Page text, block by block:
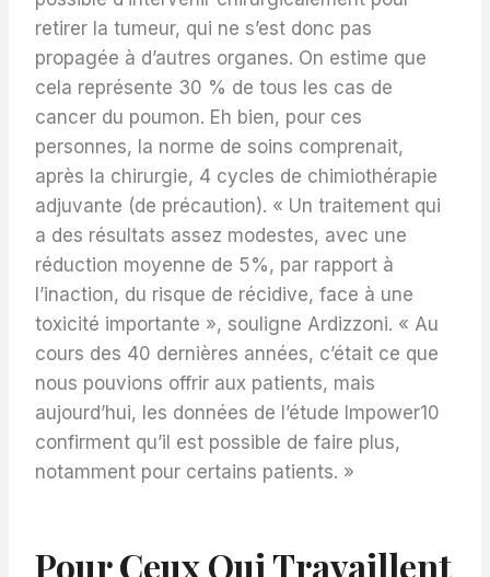
retirer la tumeur, qui ne s’est donc pas
propagée à d’autres organes. On estime que
cela représente 30 % de tous les cas de
cancer du poumon. Eh bien, pour ces
personnes, la norme de soins comprenait,
après la chirurgie, 4 cycles de chimiothérapie
adjuvante (de précaution). « Un traitement qui
a des résultats assez modestes, avec une
réduction moyenne de 5%, par rapport à
l’inaction, du risque de récidive, face à une
toxicité importante », souligne Ardizzoni. « Au
cours des 40 dernières années, c’était ce que
nous pouvions offrir aux patients, mais
aujourd’hui, les données de l’étude Impower10
confirment qu’il est possible de faire plus,
notamment pour certains patients. »
Pour Ceux Qui Travaillent